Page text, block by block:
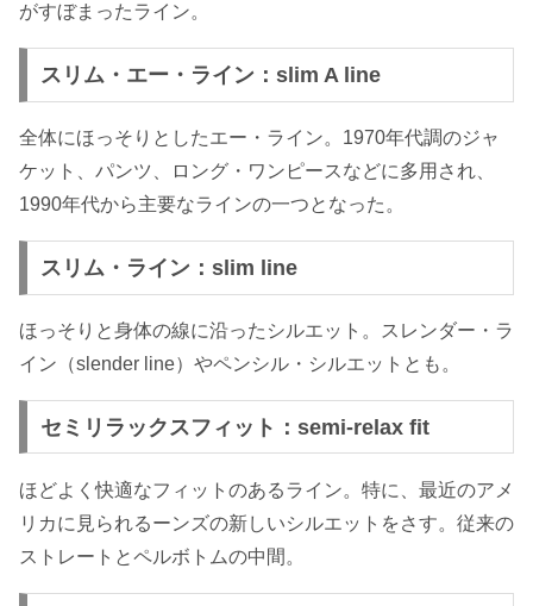
がすぼまったライン。
スリム・エー・ライン：slim A line
全体にほっそりとしたエー・ライン。1970年代調のジャ
ケット、パンツ、ロング・ワンピースなどに多用され、
1990年代から主要なラインの一つとなった。
スリム・ライン：slim line
ほっそりと身体の線に沿ったシルエット。スレンダー・ラ
イン（slender line）やペンシル・シルエットとも。
セミリラックスフィット：semi-relax fit
ほどよく快適なフィットのあるライン。特に、最近のアメ
リカに見られるーンズの新しいシルエットをさす。従来の
ストレートとペルボトムの中間。